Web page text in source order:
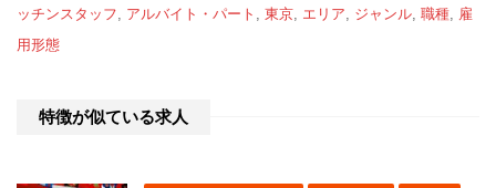
ッチンスタッフ, アルバイト・パート , 東京, エリア, ジャンル, 職種, 雇
用形態
特徴が似ている求人